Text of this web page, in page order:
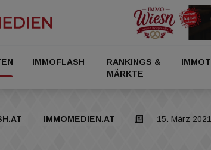
IMMOFLASH
RANKINGS &
MÄRKTE
IMMOMEDIEN.AT 15. März 2021